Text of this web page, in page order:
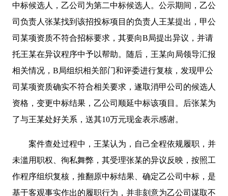
中标候选人，乙公司为第二中标候选人。公示期间，乙公
司负责人张某找到该招投标项目的负责人王某提出，甲公
司某项资质不符合招标要求，其要向B局提出异议，并请
托王某在异议程序中予以帮助。随后，王某向局领导汇报
相关情况，B局组织相关部门和评委进行复核，发现甲公
司某项资质确实不符合相关要求，遂取消甲公司的候选人
资格，变更中标结果，乙公司顺延中标该项目。后张某为
了与王某处好关系，送其10万元现金表示感谢。
案件查处过程中，王某认为，自己全程依规履职，并
未滥用职权、徇私舞弊，其受理张某的异议反映，按照工
作程序组织复核，推翻原中标结果、确定乙公司中标，是
基于客观事实作出的履职行为，并非刻意为乙公司谋取不